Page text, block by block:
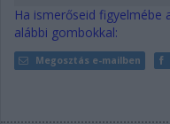
Ha ismerőseid figyelmébe
alábbi gombokkal:
Megosztás e-mailben